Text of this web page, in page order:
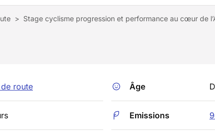
> Stage cyclisme progression et performance au cœur de
route Âge
Emissions